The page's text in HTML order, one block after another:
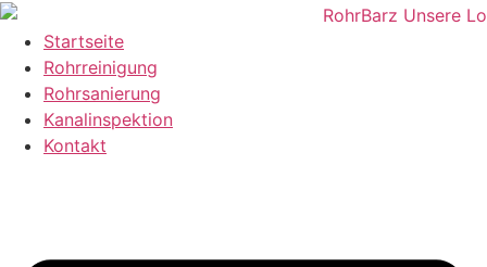
Zum
Inhalt
wechseln
Startseite
Rohrreinigung
Rohrsanierung
Kanalinspektion
Kontakt